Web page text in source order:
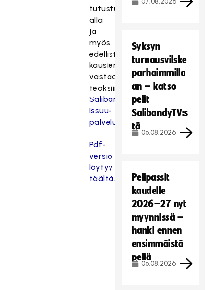
tutustua
alla
ja
myös
edellisten
kausien
vastaaviin
teoksiin
Salibandyliiton
Issuu-
palvelussa.
Pdf-
versio
löytyy
täältä.
07.08.2026
Syksyn
turnausvilske
parhaimmilla
an – katso
pelit
SalibandyTV:s
tä
06.08.2026
Pelipassit
kaudelle
2026–27 nyt
myynnissä –
hanki ennen
ensimmäistä
peliä
06.08.2026